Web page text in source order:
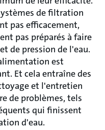
de filtration
pas efficacement,
pas préparés à faire
de pression de l'eau.
est
Et cela entraîne des
et l'entretien
de problèmes, tels
qui finissent
d'eau.